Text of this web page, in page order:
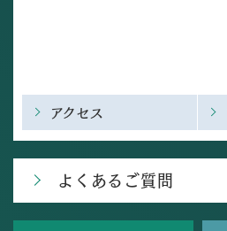
アクセス
よくあるご質問